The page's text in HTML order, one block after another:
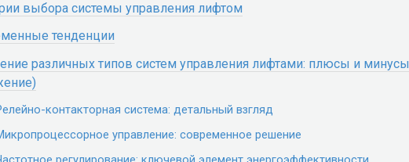
выбора системы управления лифтом
тенденции
различных типов систем управления лифтами: плюсы и минусы
контакторная система: детальный взгляд
управление: современное решение